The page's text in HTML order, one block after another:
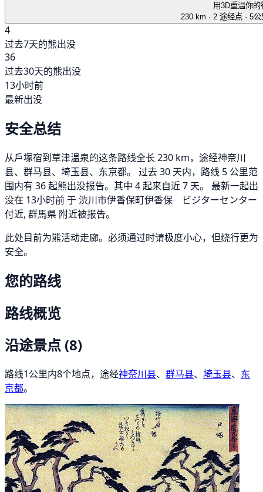
用3D重温你的
230 km · 2 途经点 · 5
4
过去7天的熊出没
36
过去30天的熊出没
13小时前
最新出没
安全总结
从戶塚宿到草津温泉的这条路线全长 230 km，途经神奈川
县、群马县、埼玉县、东京都。 过去 30 天内，路线 5 公里范
围内有 36 起熊出没报告。其中 4 起来自近 7 天。 最新一起出
没在 13小时前 于 渋川市伊香保町伊香保 ビジターセンター
付近, 群馬県 附近被报告。
此处目前为熊活动走廊。必须通过时请极度小心，但绕行更为
安全。
您的路线
路线概览
沿途景点 (8)
路线1公里内8个地点，途经神奈川县、 群马县、 埼玉县、 东
京都。